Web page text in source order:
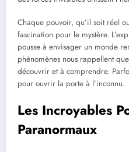
Chaque pouvoir, qu’il soit réel
fascination pour le mystère.
pousse à envisager un monde
phénomènes nous rappellent
découvrir et à comprendre.
pour ouvrir la porte à l’inconnu.
Les Incroyables
Paranormaux